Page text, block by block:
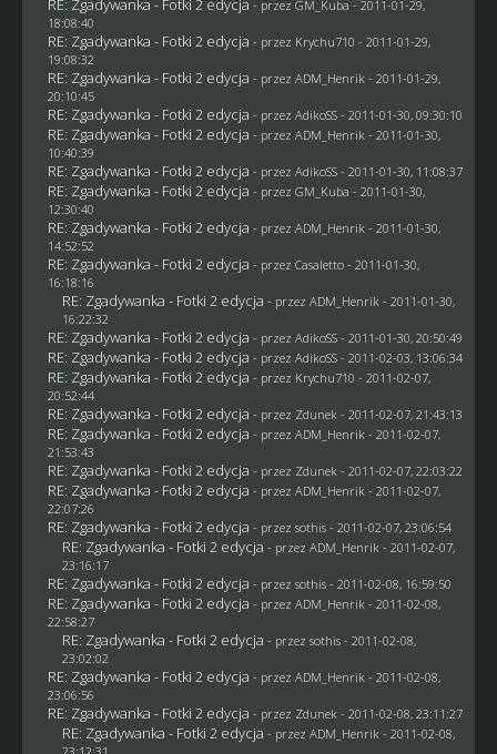
- przez GM_Kuba - 2011-01-29,
18:08:40
RE: Zgadywanka - Fotki 2 edycja - przez Krychu710 - 2011-01-29,
19:08:32
RE: Zgadywanka - Fotki 2 edycja - przez ADM_Henrik - 2011-01-29,
20:10:45
RE: Zgadywanka - Fotki 2 edycja - przez AdikoSS - 2011-01-30, 09:30:10
RE: Zgadywanka - Fotki 2 edycja - przez ADM_Henrik - 2011-01-30,
10:40:39
RE: Zgadywanka - Fotki 2 edycja - przez AdikoSS - 2011-01-30, 11:08:37
RE: Zgadywanka - Fotki 2 edycja - przez GM_Kuba - 2011-01-30,
12:30:40
RE: Zgadywanka - Fotki 2 edycja - przez ADM_Henrik - 2011-01-30,
14:52:52
RE: Zgadywanka - Fotki 2 edycja - przez Casaletto- 2011-01-30,
16:18:16
RE: Zgadywanka - Fotki 2 edycja - przez ADM_Henrik - 2011-01-30,
16:22:32
RE: Zgadywanka - Fotki 2 edycja - przez AdikoSS - 2011-01-30, 20:50:49
RE: Zgadywanka - Fotki 2 edycja - przez AdikoSS - 2011-02-03, 13:06:34
RE: Zgadywanka - Fotki 2 edycja - przez Krychu710 - 2011-02-07,
20:52:44
RE: Zgadywanka - Fotki 2 edycja - przez Zdunek - 2011-02-07, 21:43:13
RE: Zgadywanka - Fotki 2 edycja - przez ADM_Henrik - 2011-02-07,
21:53:43
RE: Zgadywanka - Fotki 2 edycja - przez Zdunek - 2011-02-07, 22:03:22
RE: Zgadywanka - Fotki 2 edycja - przez ADM_Henrik - 2011-02-07,
22:07:26
RE: Zgadywanka - Fotki 2 edycja - przez sothis- 2011-02-07, 23:06:54
RE: Zgadywanka - Fotki 2 edycja - przez ADM_Henrik - 2011-02-07,
23:16:17
RE: Zgadywanka - Fotki 2 edycja - przez sothis- 2011-02-08, 16:59:50
RE: Zgadywanka - Fotki 2 edycja - przez ADM_Henrik - 2011-02-08,
22:58:27
RE: Zgadywanka - Fotki 2 edycja - przez sothis- 2011-02-08,
23:02:02
RE: Zgadywanka - Fotki 2 edycja - przez ADM_Henrik - 2011-02-08,
23:06:56
RE: Zgadywanka - Fotki 2 edycja - przez Zdunek - 2011-02-08, 23:11:27
RE: Zgadywanka - Fotki 2 edycja - przez ADM_Henrik - 2011-02-08,